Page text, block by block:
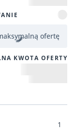
ofertę
KWOTA OFERTY
1